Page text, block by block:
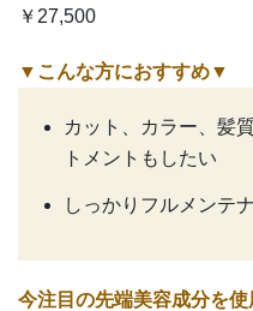
￥27,500
▼こんな方におすすめ▼
カット、カラー、髪
トメントもしたい
しっかりフルメンテ
今注目の先端美容成分を使